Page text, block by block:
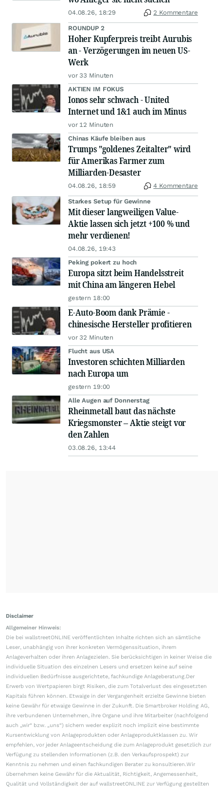
04.08.26, 18:29 2 Kommentare
ROUNDUP 2
Hoher Kupferpreis treibt Aurubis
an - Verzögerungen im neuen US-
Werk
vor 33 Minuten
AKTIEN IM FOKUS
Ionos sehr schwach - United
Internet und 1&1 auch im Minus
vor 12 Minuten
Chinas Käufe bleiben aus
Trumps "goldenes Zeitalter" wird
für Amerikas Farmer zum
Milliarden-Desaster
04.08.26, 18:59 4 Kommentare
Starkes Setup für Gewinne
Mit dieser langweiligen Value-
Aktie lassen sich jetzt +100 % und
mehr verdienen!
04.08.26, 19:43
Peking pokert zu hoch
Europa sitzt beim Handelsstreit
mit China am längeren Hebel
gestern 18:00
E-Auto-Boom dank Prämie -
chinesische Hersteller profitieren
vor 32 Minuten
Flucht aus USA
Investoren schichten Milliarden
nach Europa um
gestern 19:00
Alle Augen auf Donnerstag
Rheinmetall baut das nächste
Kriegsmonster – Aktie steigt vor
den Zahlen
03.08.26, 13:44
Disclaimer
Allgemeiner Hinweis:
Die bei wallstreetONLINE veröffentlichten Inhalte richten sich an sämtliche
Leser, unabhängig von ihrer konkreten Vermögenssituation, ihrem
Anlageverhalten oder ihren Anlagezielen. Sie berücksichtigen in keiner Weise die
individuelle Situation des einzelnen Lesers und ersetzen keine auf seine
individuellen Bedürfnisse ausgerichtete, fachkundige Anlageberatung.Der
Erwerb von Wertpapieren birgt Risiken, die zum Totalverlust des eingesetzten
Kapitals führen können. Etwaige in der Vergangenheit erzielte Gewinne bieten
keine Gewähr für etwaige Gewinne in der Zukunft. Die Smartbroker Holding AG,
ihre verbundenen Unternehmen, ihre Organe und ihre Mitarbeiter (nachfolgend
auch „wir“ bzw. „uns“) sichern weder explizit noch implizit eine bestimmte
Kursentwicklung von Anlageprodukten oder Anlageproduktklassen zu. Wir
empfehlen, vor jeder Anlageentscheidung die zum Anlageprodukt gesetzlich zur
Verfügung zu stellenden Informationen (z.B. den Verkaufsprospekt) zur
Kenntnis zu nehmen und einen fachkundigen Berater zu konsultieren.Wir
übernehmen keine Gewähr für die Aktualität, Richtigkeit, Angemessenheit,
Qualität und Vollständigkeit der auf wallstreetONLINE zur Verfügung gestellten